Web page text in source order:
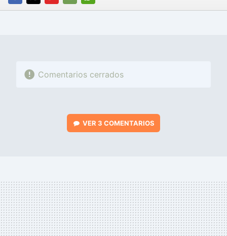
FACEBOOK
TWITTERFLIPBOARD
E-
WHATSAPP
Comentarios cerrados
VER 3 COMENTARIOS